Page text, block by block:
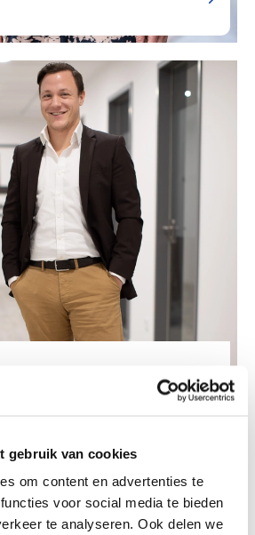
gebruik van cookies
om content en advertenties te
voor social media te bieden
te analyseren. Ook delen we